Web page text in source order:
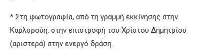
* Στη φωτογραφία, από τη γραμμή εκκίνησης στην
Καρλσρούη, στην επιστροφή του Χρίστου Δημητρίου
(αριστερά) στην ενεργό δράση.